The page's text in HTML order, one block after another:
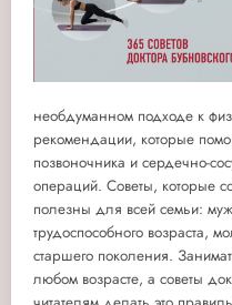
необдуманном подходе к
рекомендации, которые
позвоночника и сердечно-
операций. Советы, которые
полезны для всей семьи:
трудоспособного возраста,
старшего поколения.
любом возрасте, а советы